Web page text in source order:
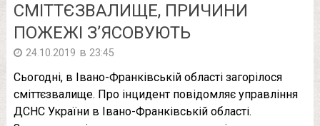
СМІТТЄЗВАЛИЩЕ, ПРИЧИНИ
ПОЖЕЖІ З’ЯСОВУЮТЬ
24.10.2019 в 23:45
Сьогодні, в Івано-Франківській області загорілося
сміттєзвалище. Про інцидент повідомляє управління
ДСНС України в Івано-Франківській області.